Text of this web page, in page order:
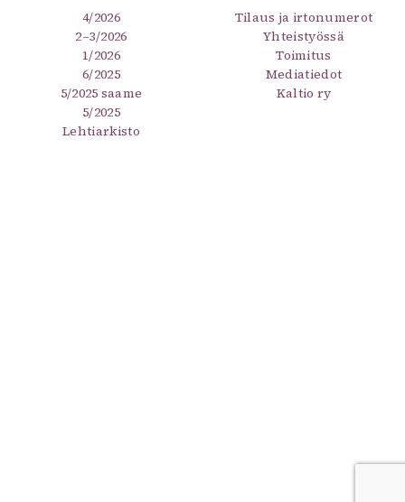
4/2026
2–3/2026
1/2026
6/2025
5/2025 saame
5/2025
Lehtiarkisto
Tilaus ja irtonumerot
Yhteistyössä
Toimitus
Mediatiedot
Kaltio ry